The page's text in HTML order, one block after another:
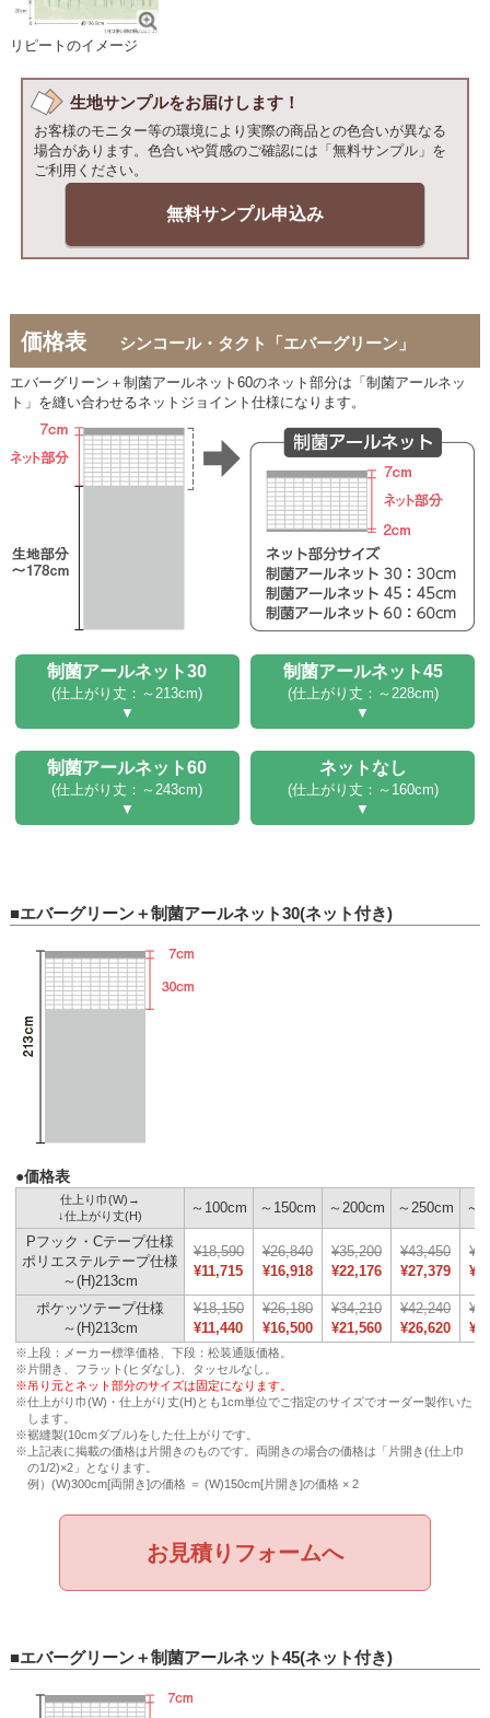
リピートのイメージ
生地サンプルをお届けします！
お客様のモニター等の環境により実際の商品との色合いが異なる
場合があります。色合いや質感のご確認には「無料サンプル」を
ご利用ください。
無料サンプル申込み
価格表 シンコール・タクト「エバーグリーン」
エバーグリーン＋制菌アールネット60のネット部分は「制菌アールネッ
ト」を縫い合わせるネットジョイント仕様になります。
制菌アールネット30
(仕上がり丈：～213cm)
制菌アールネット45
(仕上がり丈：～228cm)
制菌アールネット60
(仕上がり丈：～243cm)
ネットなし
(仕上がり丈：～160cm)
■エバーグリーン＋制菌アールネット30(ネット付き)
●価格表
仕上り巾(W)→
↓仕上がり丈(H)
～100cm ～150cm ～200cm ～250cm ～
Pフック・Cテープ仕様
ポリエステルテープ仕様
～(H)213cm
¥18,590
¥11,715
¥26,840
¥16,918
¥35,200
¥22,176
¥43,450
¥27,379
ポケッツテープ仕様
～(H)213cm
¥18,150
¥11,440
¥26,180
¥16,500
¥34,210
¥21,560
¥42,240
¥26,620
※上段：メーカー標準価格、下段：松装通販価格。
※片開き、フラット(ヒダなし)、タッセルなし。
※吊り元とネット部分のサイズは固定になります。
※仕上がり巾(W)・仕上がり丈(H)とも1cm単位でご指定のサイズでオーダー製作いた
します。
※裾縫製(10cmダブル)をした仕上がりです。
※上記表に掲載の価格は片開きのものです。両開きの場合の価格は「片開き(仕上巾
の1/2)×2」となります。
例）(W)300cm[両開き]の価格 ＝ (W)150cm[片開き]の価格 × 2
お見積りフォームへ
■エバーグリーン＋制菌アールネット45(ネット付き)